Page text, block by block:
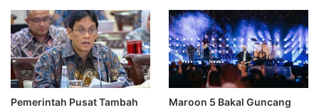
Pemerintah Pusat Tambah
Maroon 5 Bakal Guncang